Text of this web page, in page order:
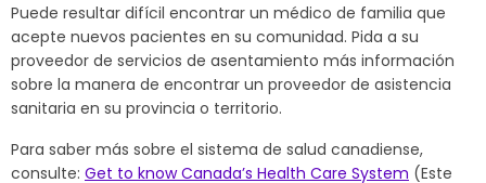
Puede resultar difícil encontrar un médico de familia que
acepte nuevos pacientes en su comunidad. Pida a su
proveedor de servicios de asentamiento más información
sobre la manera de encontrar un proveedor de asistencia
sanitaria en su provincia o territorio.
Para saber más sobre el sistema de salud canadiense,
consulte: Get to know Canada’s Health Care System (Este